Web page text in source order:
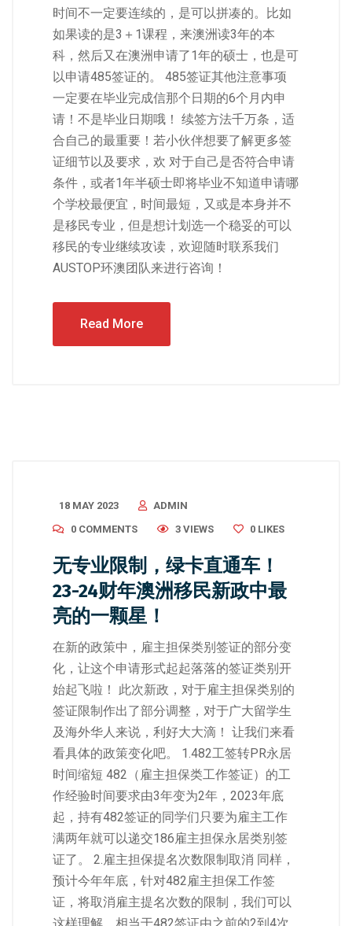
时间不一定要连续的，是可以拼凑的。比如
如果读的是3＋1课程，来澳洲读3年的本
科，然后又在澳洲申请了1年的硕士，也是可
以申请485签证的。 485签证其他注意事项
一定要在毕业完成信那个日期的6个月内申
请！不是毕业日期哦！ 续签方法千万条，适
合自己的最重要！若小伙伴想要了解更多签
证细节以及要求，欢 对于自己是否符合申请
条件，或者1年半硕士即将毕业不知道申请哪
个学校最便宜，时间最短，又或是本身并不
是移民专业，但是想计划选一个稳妥的可以
移民的专业继续攻读，欢迎随时联系我们
AUSTOP环澳团队来进行咨询！
Read More
18 MAY 2023
ADMIN
0 COMMENTS
3 VIEWS 0 LIKES
无专业限制，绿卡直通车！
23-24财年澳洲移民新政中最
亮的一颗星！
在新的政策中，雇主担保类别签证的部分变
化，让这个申请形式起起落落的签证类别开
始起飞啦！ 此次新政，对于雇主担保类别的
签证限制作出了部分调整，对于广大留学生
及海外华人来说，利好大大滴！ 让我们来看
看具体的政策变化吧。 1.482工签转PR永居
时间缩短 482（雇主担保类工作签证）的工
作经验时间要求由3年变为2年，2023年底
起，持有482签证的同学们只要为雇主工作
满两年就可以递交186雇主担保永居类别签
证了。 2.雇主担保提名次数限制取消 同样，
预计今年年底，针对482雇主担保工作签
证，将取消雇主提名次数的限制，我们可以